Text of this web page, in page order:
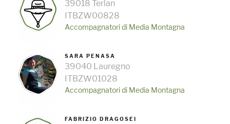
39018 Terlan
ITBZW00828
Accompagnatori di Media Montagna
SARA PENASA
39040 Lauregno
ITBZW01028
Accompagnatori di Media Montagna
FABRIZIO DRAGOSEI